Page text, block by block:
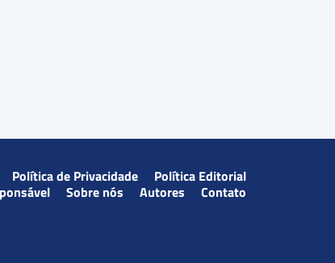
Política de Privacidade
Política Editorial
Sobre nós Autores Contato